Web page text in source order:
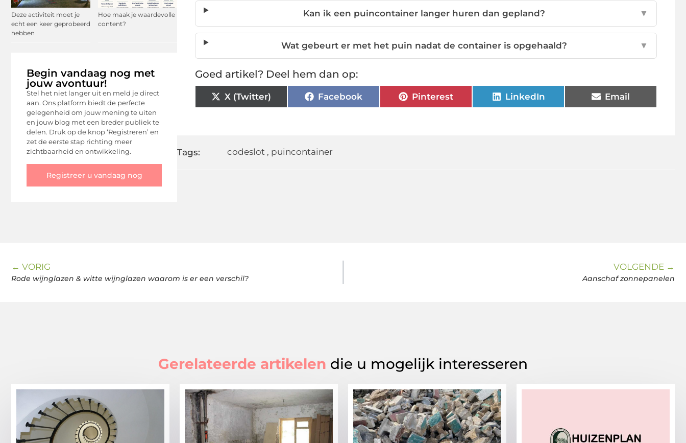
Deze activiteit moet je
echt een keer geprobeerd
hebben
Hoe maak je waardevolle
content?
Begin vandaag nog met
jouw avontuur!
Stel het niet langer uit en meld je direct
aan. Ons platform biedt de perfecte
gelegenheid om jouw mening te uiten
en jouw blog met een breder publiek te
delen. Druk op de knop ‘Registreren’ en
zet de eerste stap richting meer
zichtbaarheid en ontwikkeling.
Registreer u vandaag nog
Kan ik een puincontainer langer huren dan gepland? ▼
Wat gebeurt er met het puin nadat de container is opgehaald? ▼
Goed artikel? Deel hem dan op:
X (Twitter) Facebook Pinterest LinkedIn Email
Tags: codeslot, puincontainer
← VORIG
Rode wijnglazen & witte wijnglazen waarom is er een verschil?
VOLGENDE →
Aanschaf zonnepanelen
Gerelateerde artikelen die u mogelijk interesseren